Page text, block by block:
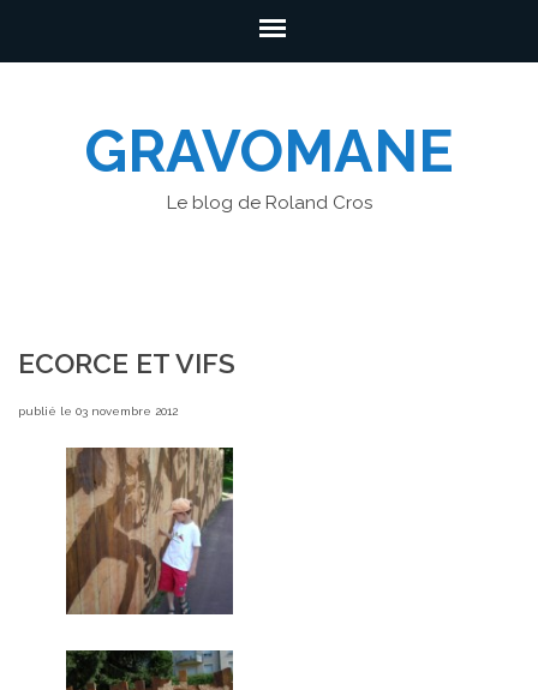
GRAVOMANE
Le blog de Roland Cros
ECORCE ET VIFS
publié le 03 novembre 2012